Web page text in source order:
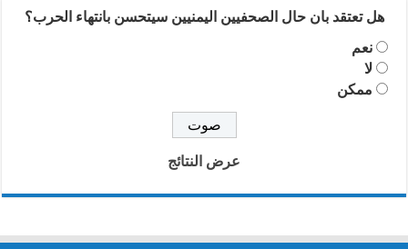
هل تعتقد بان حال الصحفيين اليمنيين سيتحسن بانتهاء الحرب؟
نعم
لا
ممكن
عرض النتائج